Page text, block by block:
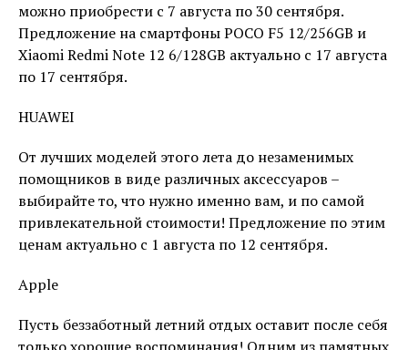
можно приобрести с 7 августа по 30 сентября.
Предложение на смартфоны POCO F5 12/256GB и
Xiaomi Redmi Note 12 6/128GB актуально с 17 августа
по 17 сентября.
HUAWEI
От лучших моделей этого лета до незаменимых
помощников в виде различных аксессуаров –
выбирайте то, что нужно именно вам, и по самой
привлекательной стоимости! Предложение по этим
ценам актуально с 1 августа по 12 сентября.
Apple
Пусть беззаботный летний отдых оставит после себя